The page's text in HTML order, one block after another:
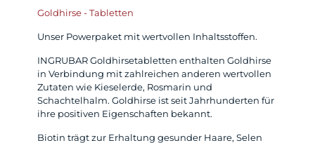
Goldhirse - Tabletten
Unser Powerpaket mit wertvollen Inhaltsstoffen.
INGRUBAR Goldhirsetabletten enthalten Goldhirse
in Verbindung mit zahlreichen anderen wertvollen
Zutaten wie Kieselerde, Rosmarin und
Schachtelhalm. Goldhirse ist seit Jahrhunderten für
ihre positiven Eigenschaften bekannt.
Biotin trägt zur Erhaltung gesunder Haare, Selen